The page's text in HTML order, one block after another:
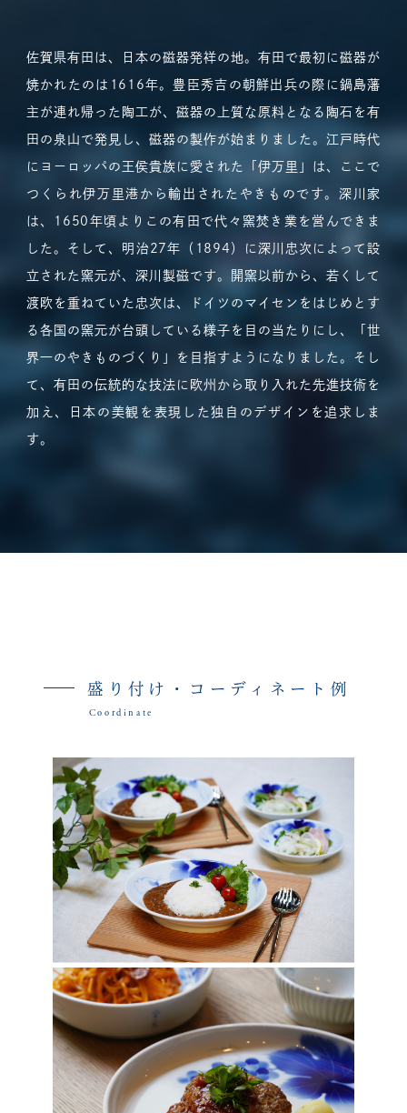
佐賀県有田は、日本の磁器発祥の地。有田で最初に磁器が
焼かれたのは1616年。豊臣秀吉の朝鮮出兵の際に鍋島藩
主が連れ帰った陶工が、磁器の上質な原料となる陶石を有
田の泉山で発見し、磁器の製作が始まりました。江戸時代
にヨーロッパの王侯貴族に愛された「伊万里」は、ここで
つくられ伊万里港から輸出されたやきものです。深川家
は、1650年頃よりこの有田で代々窯焚き業を営んできま
した。そして、明治27年（1894）に深川忠次によって設
立された窯元が、深川製磁です。開窯以前から、若くして
渡欧を重ねていた忠次は、ドイツのマイセンをはじめとす
る各国の窯元が台頭している様子を目の当たりにし、「世
界一のやきものづくり」を目指すようになりました。そし
て、有田の伝統的な技法に欧州から取り入れた先進技術を
加え、日本の美観を表現した独自のデザインを追求しま
す。
盛り付け・コーディネート例
Coordinate